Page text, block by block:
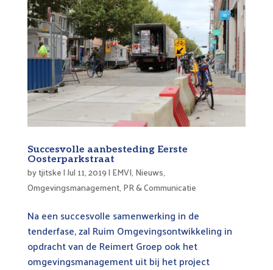
Succesvolle aanbesteding Eerste
Oosterparkstraat
bytjitske| Jul 11, 2019| EMVI, Nieuws,
Omgevingsmanagement, PR & Communicatie
Na een succesvolle samenwerking in de
tenderfase, zal Ruim Omgevingsontwikkeling in
opdracht van de Reimert Groep ook het
omgevingsmanagement uit bij het project